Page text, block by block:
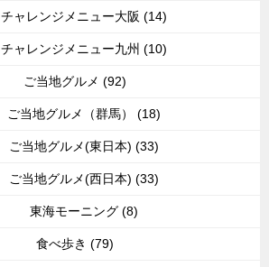
チャレンジメニュー大阪 (14)
チャレンジメニュー九州 (10)
ご当地グルメ (92)
ご当地グルメ（群馬） (18)
ご当地グルメ(東日本) (33)
ご当地グルメ(西日本) (33)
東海モーニング (8)
食べ歩き (79)